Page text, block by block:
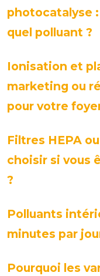
photocatalyse
quel polluant ?
Ionisation et
marketing ou
pour votre
Filtres HEPA
choisir si vous
?
Polluants
minutes par
Pourquoi les